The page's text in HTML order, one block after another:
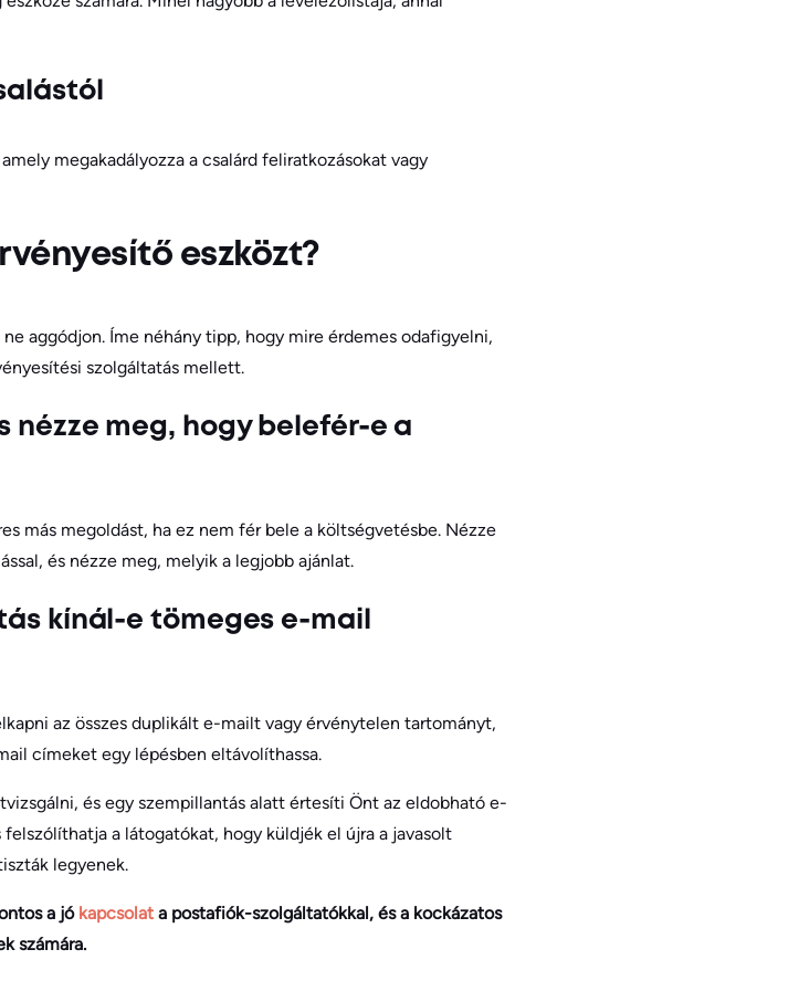
megakadályozza a csalárd feliratkozásokat vagy
eszközt?
aggódjon. Íme néhány tipp, hogy mire érdemes odafigyelni,
szolgáltatás mellett.
nézze meg, hogy belefér-e a
más megoldást, ha ez nem fér bele a költségvetésbe. Nézze
és nézze meg, melyik a legjobb ajánlat.
kínál-e tömeges e-mail
az összes duplikált e-mailt vagy érvénytelen tartományt,
címeket egy lépésben eltávolíthassa.
és egy szempillantás alatt értesíti Önt az eldobható e-
a látogatókat, hogy küldjék el újra a javasolt
legyenek.
a jó kapcsolat a postafiók-szolgáltatókkal, és a kockázatos
számára.